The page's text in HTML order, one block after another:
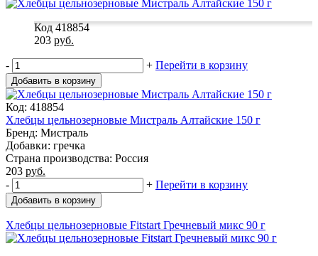
Код 418854
203 руб.
- + Перейти в корзину
Добавить в корзину
Код: 418854
Хлебцы цельнозерновые Мистраль Алтайские 150 г
Бренд: Мистраль
Добавки: гречка
Страна производства: Россия
203 руб.
-
+ Перейти в корзину
Добавить в корзину
Хлебцы цельнозерновые Fitstart Гречневый микс 90 г